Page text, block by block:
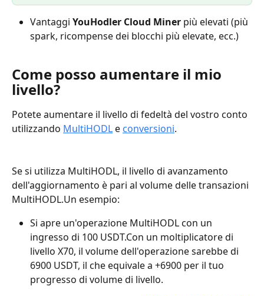
Vantaggi YouHodler Cloud Miner più elevati (più
spark, ricompense dei blocchi più elevate, ecc.)
Come posso aumentare il mio
livello?
Potete aumentare il livello di fedeltà del vostro conto
utilizzando MultiHODL e conversioni.
Se si utilizza MultiHODL, il livello di avanzamento
dell'aggiornamento è pari al volume delle transazioni
MultiHODL.Un esempio:
Si apre un'operazione MultiHODL con un
ingresso di 100 USDT.Con un moltiplicatore di
livello X70, il volume dell'operazione sarebbe di
6900 USDT, il che equivale a +6900 per il tuo
progresso di volume di livello.